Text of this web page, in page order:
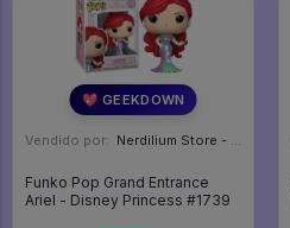
💖 GEEKDOWN
Vendido por: Nerdilium Store - SP
Funko Pop Grand Entrance
Ariel - Disney Princess #1739